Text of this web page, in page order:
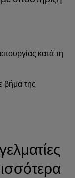
κατά τη
βήμα της